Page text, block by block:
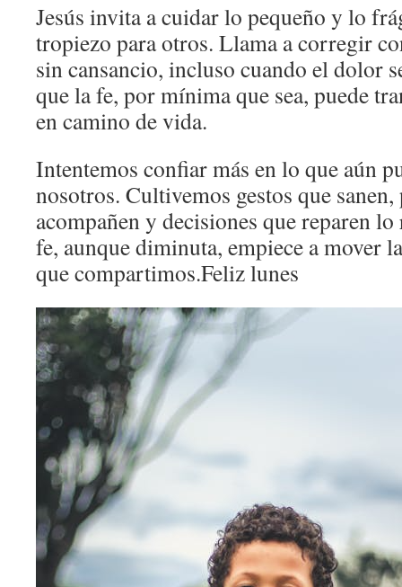
Jesús invita a cuidar lo pequeño y lo
tropiezo para otros. Llama a corregir
sin cansancio, incluso cuando el dolor
que la fe, por mínima que sea, puede
en camino de vida.
Intentemos confiar más en lo que aún
nosotros. Cultivemos gestos que sanen,
acompañen y decisiones que reparen
fe, aunque diminuta, empiece a mover
que compartimos.Feliz lunes